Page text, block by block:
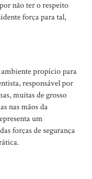
não ter o respeito
força para tal,
propício para
responsável por
muitas de grosso
nas mãos da
um
forças de segurança